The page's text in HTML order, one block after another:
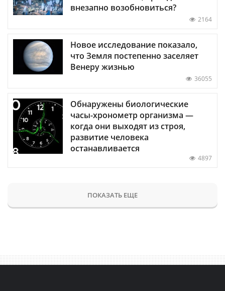
внезапно возобновиться?
2164
Новое исследование показало,
что Земля постепенно заселяет
Венеру жизнью
36055
Обнаружены биологические
часы-хронометр организма —
когда они выходят из строя,
развитие человека
останавливается
4897
ПОКАЗАТЬ ЕЩЕ